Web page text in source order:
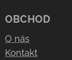
OBCHOD
O nás
Kontakt